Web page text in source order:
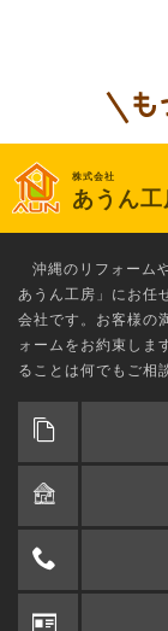
株式会社
あうん工
沖縄のリフォーム
あうん工房」にお任
会社です。お客様の
ォームをお約束しま
ることは何でもご相